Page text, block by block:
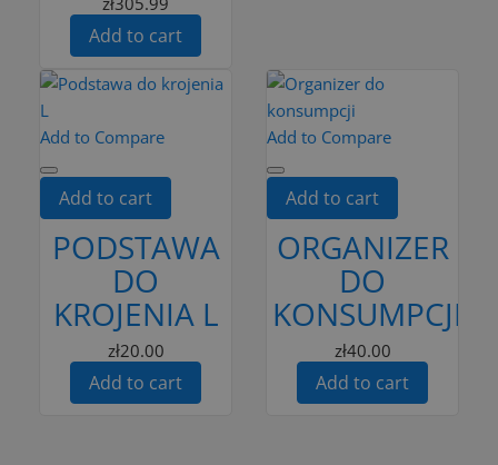
Add to cart
Add to Compare
Add to cart
PODSTAWA
DO
KROJENIA L
zł20.00
Add to cart
Add to Compare
Add to cart
ORGANIZER
DO
KONSUMPCJI
zł40.00
Add to cart